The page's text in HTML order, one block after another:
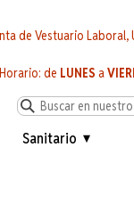
de Vestuario Laboral,
Horario: de LUNESa
Sanitario